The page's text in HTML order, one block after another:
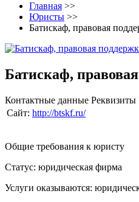
Главная >>
Юристы >>
Батискаф, правовая
Батискаф,
Контактные данные Реквизиты
Сайт: http://btskf.ru/
Общие требования к юристу
Статус: юридическая фирма
Услуги оказываются: